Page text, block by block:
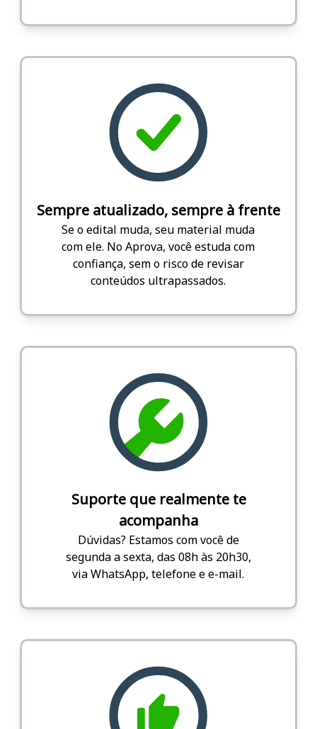
Sempre atualizado, sempre à frente
Se o edital muda, seu material muda
com ele. No Aprova, você estuda com
confiança, sem o risco de revisar
conteúdos ultrapassados.
Suporte que realmente te
acompanha
Dúvidas? Estamos com você de
segunda a sexta, das 08h às 20h30,
via WhatsApp, telefone e e-mail.